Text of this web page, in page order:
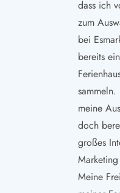
dass ich
zum
bei
bereits
meine
doch
großes
Meine